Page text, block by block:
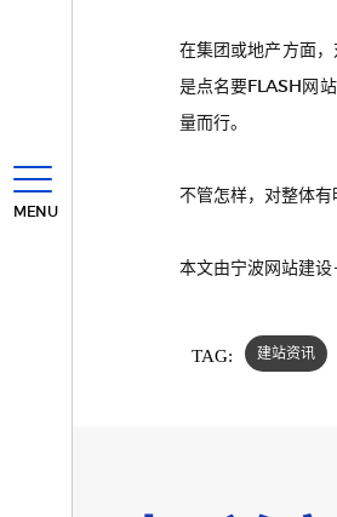
MENU
在集团或地产方面
是点名要FLASH网
量而行。
不管怎样，对整体有
本文由宁波网站建设
TAG: 建站资讯